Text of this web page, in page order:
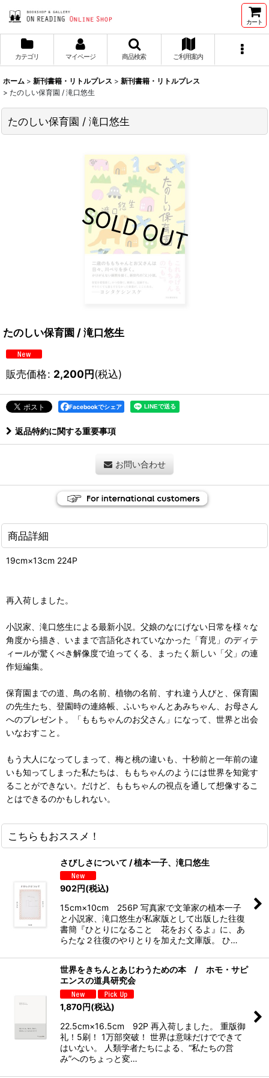
カート
カテゴリ マイページ 商品検索 ご利用案内
ホーム > 新刊書籍・リトルプレス > 新刊書籍・リトルプレス
> たのしい保育園 / 滝口悠生
たのしい保育園 / 滝口悠生
たのしい保育園 / 滝口悠生
販売価格: 2,200円(税込)
Facebookでシェア
返品特約に関する重要事項
お問い合わせ
商品詳細
19cm×13cm 224P
再入荷しました。
小説家、滝口悠生による最新小説。父娘のなにげない日常を様々な
角度から描き、いままで言語化されていなかった「育児」のディテ
ィールが驚くべき解像度で迫ってくる、まったく新しい「父」の連
作短編集。
保育園までの道、鳥の名前、植物の名前、すれ違う人びと、保育園
の先生たち、登園時の連絡帳、ふいちゃんとあみちゃん、お母さん
へのプレゼント。「ももちゃんのお父さん」になって、世界と出会
いなおすこと。
もう大人になってしまって、梅と桃の違いも、十秒前と一年前の違
いも知ってしまった私たちは、ももちゃんのようには世界を知覚す
ることができない。だけど、ももちゃんの視点を通して想像するこ
とはできるのかもしれない。
こちらもおススメ！
さびしさについて / 植本一子、滝口悠生
902円(税込)
15cm×10cm 256P 写真家で文筆家の植本一子
と小説家、滝口悠生が私家版として出版した往復
書簡『ひとりになること 花をおくるよ』に、あ
らたな２往復のやりとりを加えた文庫版。 ひ…
世界をきちんとあじわうための本 / ホモ・サピ
エンスの道具研究会
1,870円(税込)
22.5cm×16.5cm 92P 再入荷しました。 重版御
礼！5刷！ 1万部突破！ 世界は意味だけでできて
はいない。 人類学者たちによる、“私たちの営
み”へのちょっと変…